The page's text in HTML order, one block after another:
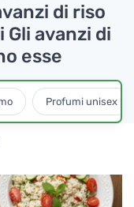
di riso
avanzi di
esse
Profumi unisex